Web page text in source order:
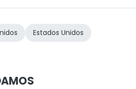
Estados Unidos